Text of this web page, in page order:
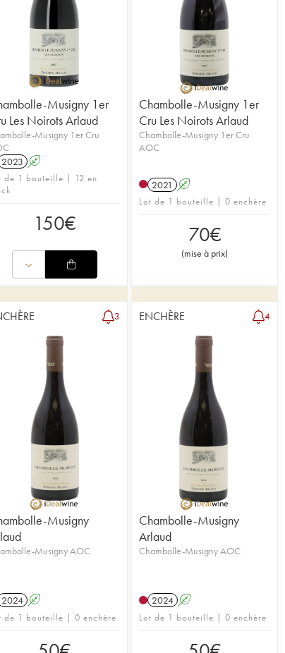
Musigny 1er
Les Noirots Arlaud
Musigny 1er Cru
2023 A
de 1 bouteille | 12 en
150€
Chambolle-Musigny 1er
Cru Les Noirots Arlaud
Chambolle-Musigny 1er Cru
AOC
2021 A
Lot de 1 bouteille | 0 enchère
70€
(mise à prix)
3
Musigny
Musigny AOC
2024 A
de 1 bouteille | 0 enchère
ENCHÈRE 4
Chambolle-Musigny
Arlaud
Chambolle-Musigny AOC
2024 A
Lot de 1 bouteille | 0 enchère